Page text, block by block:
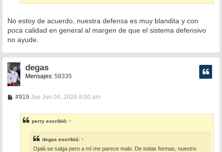
No estoy de acuerdo, nuestra defensa es muy blandita y con
poca calidad en general al margen de que el sistema defensivo
no ayude.
degas
Mensajes:58335
#919M
s
a
Jue Jun 04, 2026 8:00 am
perry escribió: ↑
degas escribió: ↑
Ojalá se salga pero a mí me parece malo. De todas formas, nuestro